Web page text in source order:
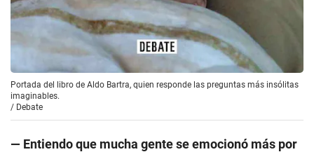
Portada del libro de Aldo Bartra, quien responde las preguntas más insólitas
imaginables.
/ Debate
— Entiendo que mucha gente se emocionó más por